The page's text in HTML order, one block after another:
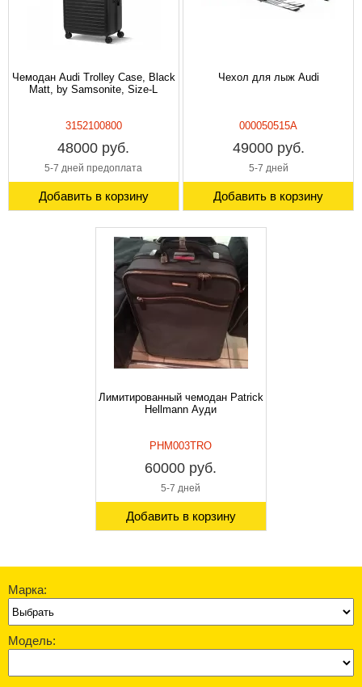
Чемодан Audi Trolley Case, Black
Matt, by Samsonite, Size-L
3152100800
48000 руб.
5-7 дней предоплата
Добавить в корзину
Чехол для лыж Audi
000050515A
49000 руб.
5-7 дней
Добавить в корзину
Лимитированный чемодан Patrick
Hellmann Ауди
PHM003TRO
60000 руб.
5-7 дней
Добавить в корзину
Марка:
Модель: